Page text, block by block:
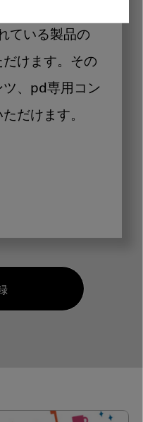
ている製品の
けます。その
、pd専用コン
だけます。